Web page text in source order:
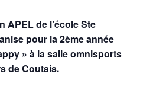
APEL de l’école Ste
pour la 2ème année
» à la salle omnisports
de Coutais.